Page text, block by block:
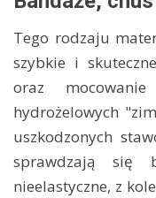
Tego rodzaju
szybkie i
oraz
hydrożelowych
uszkodzonych
sprawdzają się
nieelastyczne, z